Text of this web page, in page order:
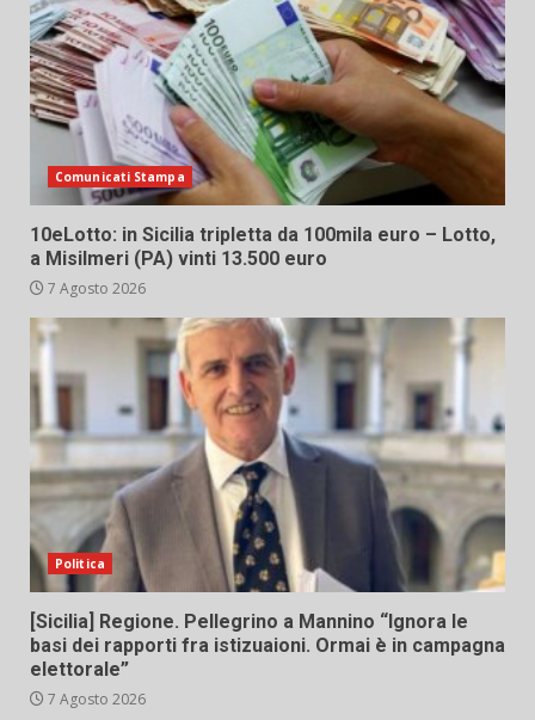
Comunicati Stampa
10eLotto: in Sicilia tripletta da 100mila euro – Lotto,
a Misilmeri (PA) vinti 13.500 euro
7 Agosto 2026
Politica
[Sicilia] Regione. Pellegrino a Mannino “Ignora le
basi dei rapporti fra istizuaioni. Ormai è in campagna
elettorale”
7 Agosto 2026